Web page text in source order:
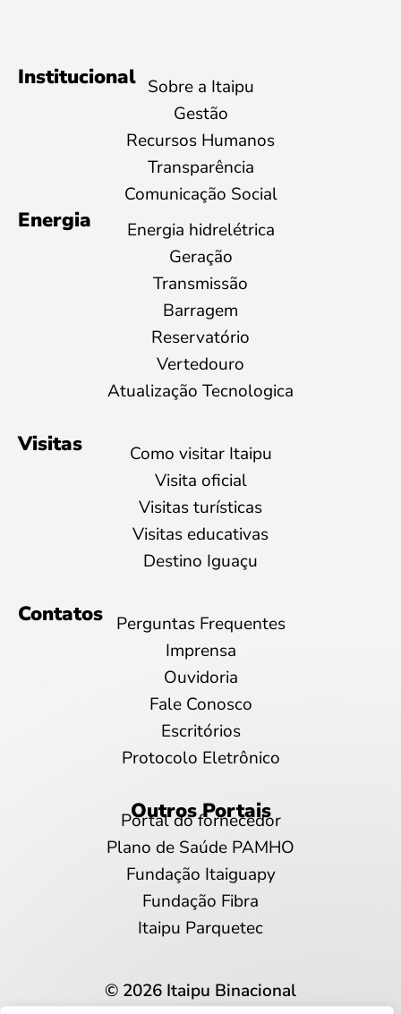
Institucional Sobre a Itaipu
Gestão
Recursos Humanos
Transparência
Comunicação Social
Energia
Energia hidrelétrica
Geração
Transmissão
Barragem
Reservatório
Vertedouro
Atualização Tecnologica
Visitas
Como visitar Itaipu
Visita oficial
Visitas turísticas
Visitas educativas
Destino Iguaçu
Contatos
Perguntas Frequentes
Imprensa
Ouvidoria
Fale Conosco
Escritórios
Protocolo Eletrônico
Outros Portais
Portal do fornecedor
Plano de Saúde PAMHO
Fundação Itaiguapy
Fundação Fibra
Itaipu Parquetec
© 2026 Itaipu Binacional